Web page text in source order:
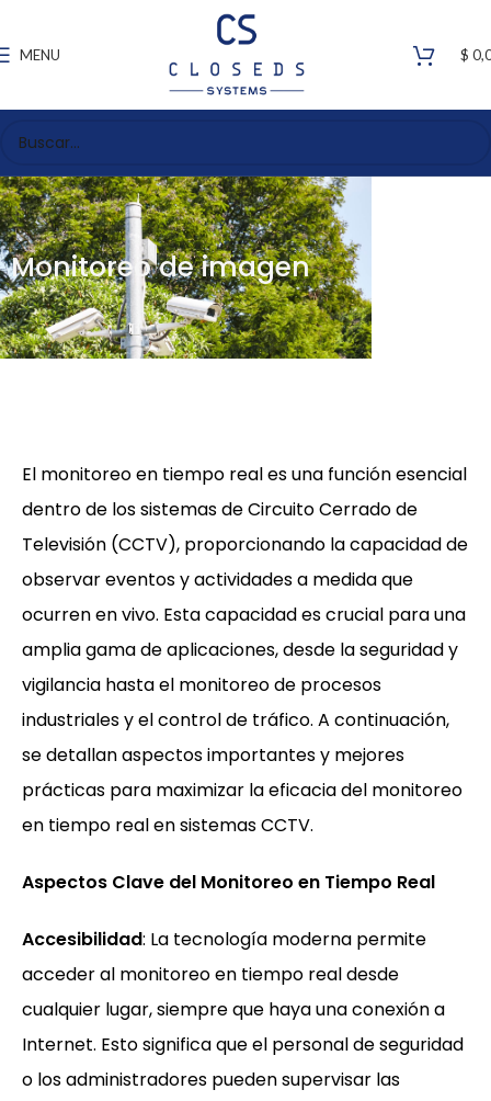
MENU $
Monitoreo de imagen
El monitoreo en tiempo real es una función esencial
dentro de los sistemas de Circuito Cerrado de
Televisión (CCTV), proporcionando la capacidad de
observar eventos y actividades a medida que
ocurren en vivo. Esta capacidad es crucial para una
amplia gama de aplicaciones, desde la seguridad y
vigilancia hasta el monitoreo de procesos
industriales y el control de tráfico. A continuación,
se detallan aspectos importantes y mejores
prácticas para maximizar la eficacia del monitoreo
en tiempo real en sistemas CCTV.
Aspectos Clave del Monitoreo en Tiempo Real
Accesibilidad: La tecnología moderna permite
acceder al monitoreo en tiempo real desde
cualquier lugar, siempre que haya una conexión a
Internet. Esto significa que el personal de seguridad
o los administradores pueden supervisar las